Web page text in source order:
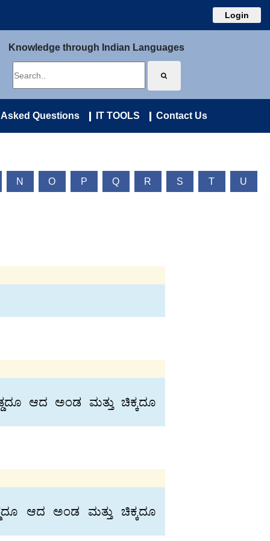
Login
Knowledge through Indian Languages
Questions IT TOOLS Contact Us
N O P Q R S T U
ಆದ ಅಂಡ ಮತ್ತು ಚಿಕ್ಕದೂ
ಆದ ಅಂಡ ಮತ್ತು ಚಿಕ್ಕದೂ